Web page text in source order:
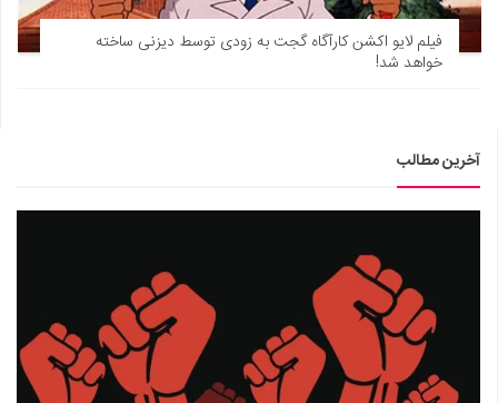
فیلم لایو اکشن کارآگاه گجت به زودی توسط دیزنی ساخته
خواهد شد!
آخرین مطالب